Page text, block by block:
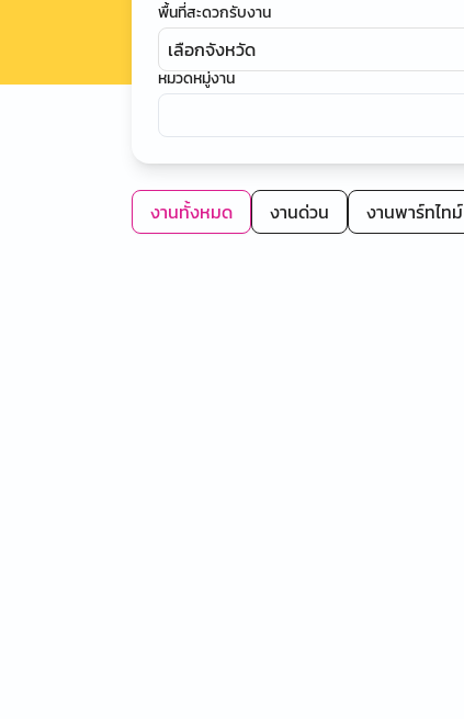
พื้นที่สะดวกรับงาน
เลือกจังหวัด
หมวดหมู่งาน
งานทั้งหมด งานด่วน งานพาร์ทไทม์